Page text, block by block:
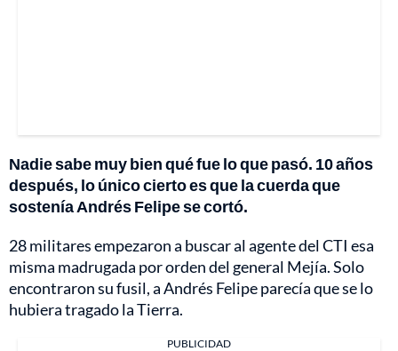
Nadie sabe muy bien qué fue lo que pasó. 10 años
después, lo único cierto es que la cuerda que
sostenía Andrés Felipe se cortó.
28 militares empezaron a buscar al agente del CTI esa
misma madrugada por orden del general Mejía. Solo
encontraron su fusil, a Andrés Felipe parecía que se lo
hubiera tragado la Tierra.
PUBLICIDAD